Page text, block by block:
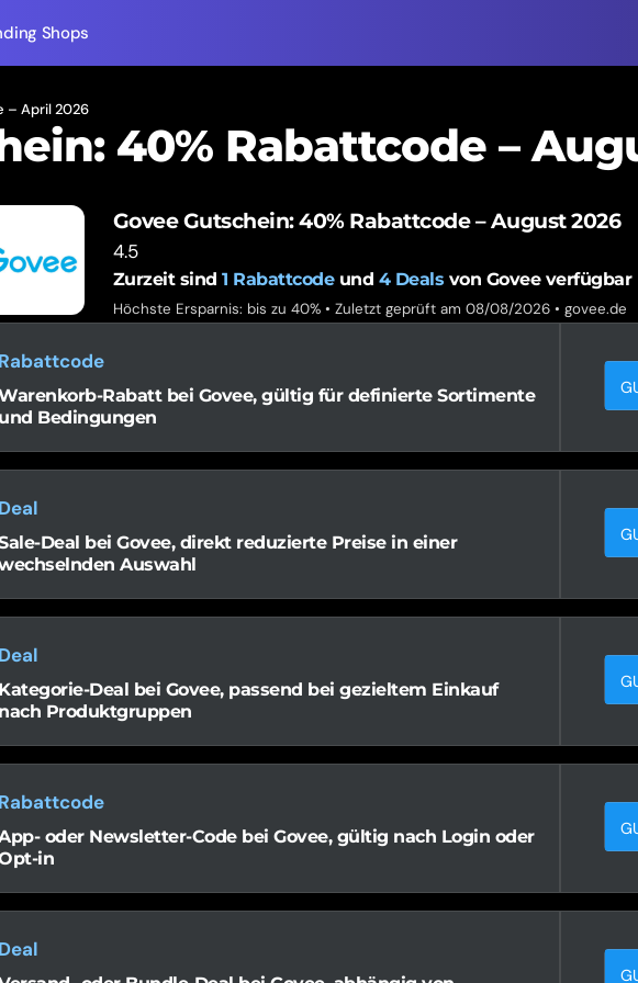
Shops
40% Rabattcode –
– April 2026
Govee Gutschein: 40% Rabattcode – August 2026
4.5
Zurzeit sind 1 Rabattcodeund 4Deals von Govee verfügbar
Höchste Ersparnis: bis zu 40% • Zuletzt geprüft am 08/08/2026 • govee.de
Rabattcode
Rabatt bei Govee, gültig für definierte Sortimente
und Bedingungen
Deal
Deal bei Govee, direkt reduzierte Preise in einer
Auswahl
Deal
Kategorie-Deal bei Govee, passend bei gezieltem Einkauf
nach Produktgruppen
Rabattcode
oder Newsletter-Code bei Govee, gültig nach Login oder
in
Deal